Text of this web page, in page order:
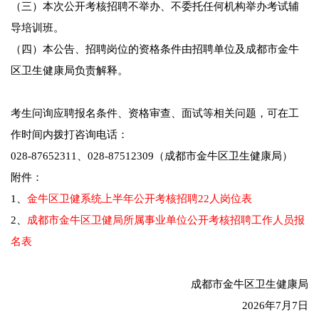
（三）本次公开考核招聘不举办、不委托任何机构举办考试辅
导培训班。
（四）本公告、招聘岗位的资格条件由招聘单位及成都市金牛
区卫生健康局负责解释。
考生问询应聘报名条件、资格审查、面试等相关问题，可在工
作时间内拨打咨询电话：
028-87652311、028-87512309（成都市金牛区卫生健康局）
附件：
1、 金牛区卫健系统上半年公开考核招聘22人岗位表
2、 成都市金牛区卫健局所属事业单位公开考核招聘工作人员报
名表
成都市金牛区卫生健康局
2026年7月7日